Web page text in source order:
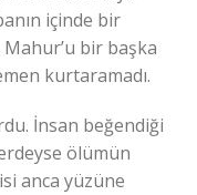
içinde bir
Mahur’u bir başka
kurtaramadı.
İnsan beğendiği
ölümün
anca yüzüne